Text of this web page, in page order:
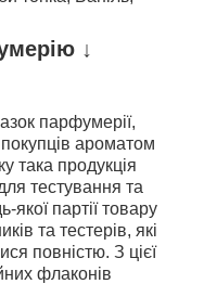
↓
парфумерії,
ароматом
така продукція
тестування та
партії товару
та тестерів, які
повністю. З цієї
флаконів